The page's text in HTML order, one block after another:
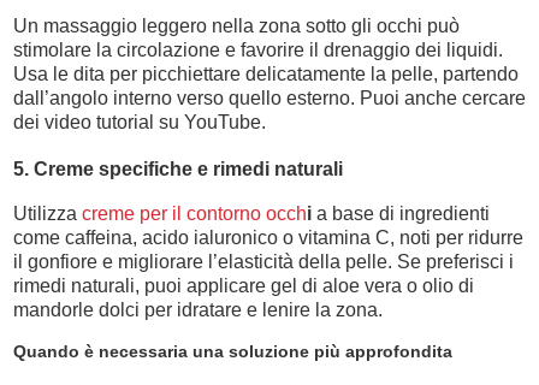
Un massaggio leggero nella zona sotto gli occhi può
stimolare la circolazione e favorire il drenaggio dei liquidi.
Usa le dita per picchiettare delicatamente la pelle, partendo
dall’angolo interno verso quello esterno. Puoi anche cercare
dei video tutorial su YouTube.
5. Creme specifiche e rimedi naturali
Utilizza creme per il contorno occhi a base di ingredienti
come caffeina, acido ialuronico o vitamina C, noti per ridurre
il gonfiore e migliorare l’elasticità della pelle. Se preferisci i
rimedi naturali, puoi applicare gel di aloe vera o olio di
mandorle dolci per idratare e lenire la zona.
Quando è necessaria una soluzione più approfondita